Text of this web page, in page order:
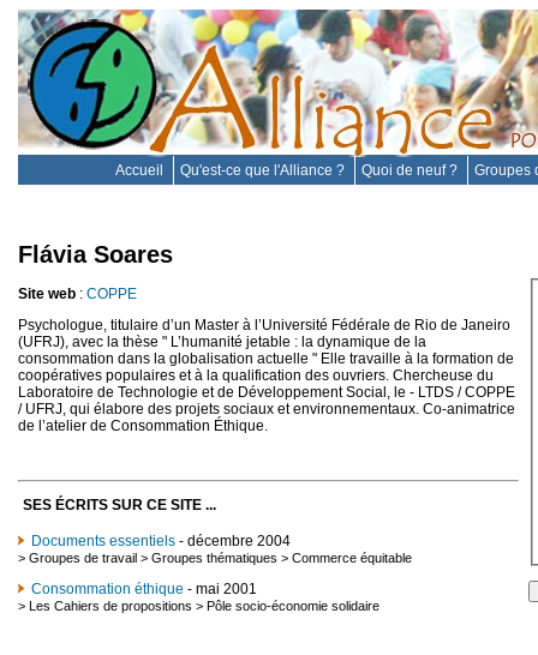
Accueil Qu'est-ce que l'Alliance ? Quoi de neuf ? Groupes
Flávia Soares
Site web : COPPE
Psychologue, titulaire d’un Master à l’Université Fédérale de Rio de Janeiro
(UFRJ), avec la thèse " L’humanité jetable : la dynamique de la
consommation dans la globalisation actuelle " Elle travaille à la formation de
coopératives populaires et à la qualification des ouvriers. Chercheuse du
Laboratoire de Technologie et de Développement Social, le - LTDS / COPPE
/ UFRJ, qui élabore des projets sociaux et environnementaux. Co-animatrice
de l’atelier de Consommation Éthique.
SES ÉCRITS SUR CE SITE ...
Documents essentiels - décembre 2004
> Groupes de travail > Groupes thématiques > Commerce équitable
Consommation éthique - mai 2001
> Les Cahiers de propositions > Pôle socio-économie solidaire